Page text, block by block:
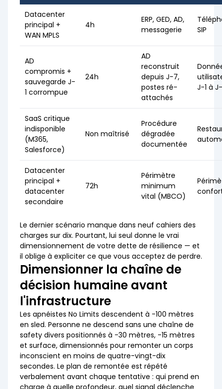
Datacenter
principal +
WAN MPLS
4h
ERP, GED, AD,
messagerie
SIP
AD
compromis +
sauvegarde J-
1 corrompue
24h
AD
reconstruit
depuis J-7,
postes ré-
attachés
J-1 à
SaaS critique
indisponible
(M365,
Salesforce)
Non maîtrisé
Procédure
dégradée
documentée
Datacenter
principal +
datacenter
secondaire
72h
Périmètre
minimum
vital (MBCO)
Le dernier scénario manque dans neuf cahiers des
charges sur dix. Pourtant, lui seul donne le vrai
dimensionnement de votre dette de résilience — et
il oblige à expliciter ce que vous acceptez de perdre.
Dimensionner la chaîne de
décision humaine avant
l'infrastructure
Les apnéistes No Limits descendent à -100 mètres
en sled. Personne ne descend sans une chaîne de
safety divers positionnés à -30 mètres, -15 mètres
et surface, dimensionnés pour remonter un corps
inconscient en moins de quatre-vingt-dix
secondes. Le plan de remontée est répété
verbalement avant chaque tentative : qui prend en
charge à quelle profondeur, quel signal déclenche